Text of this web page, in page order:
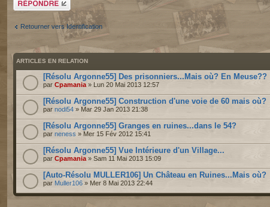
Retourner vers Identification
ARTICLES EN RELATION
[Résolu Argonne55] Des prisonniers...Mais où? En Meuse??
par Cpamania » Lun 20 Mai 2013 12:57
[Résolu Argonne55] Construction d'une voie de 60 mais où?
par nodi54 » Mar 29 Jan 2013 21:38
[Résolu Argonne55] Granges en ruines...dans le 54?
par neness » Mer 15 Fév 2012 15:41
[Résolu Argonne55] Vue Intérieure d'un Village...
par Cpamania » Sam 11 Mai 2013 15:09
[Auto-Résolu MULLER106] Un Château en Ruines...Mais où?
par Muller106 » Mer 8 Mai 2013 22:44